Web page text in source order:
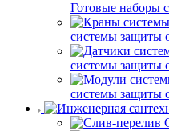
Готовые наборы
системы защиты
системы защиты
системы защиты